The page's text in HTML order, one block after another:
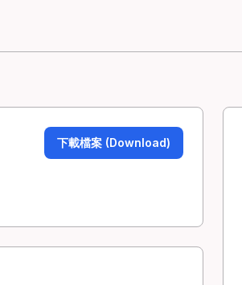
下載檔案 (Download)